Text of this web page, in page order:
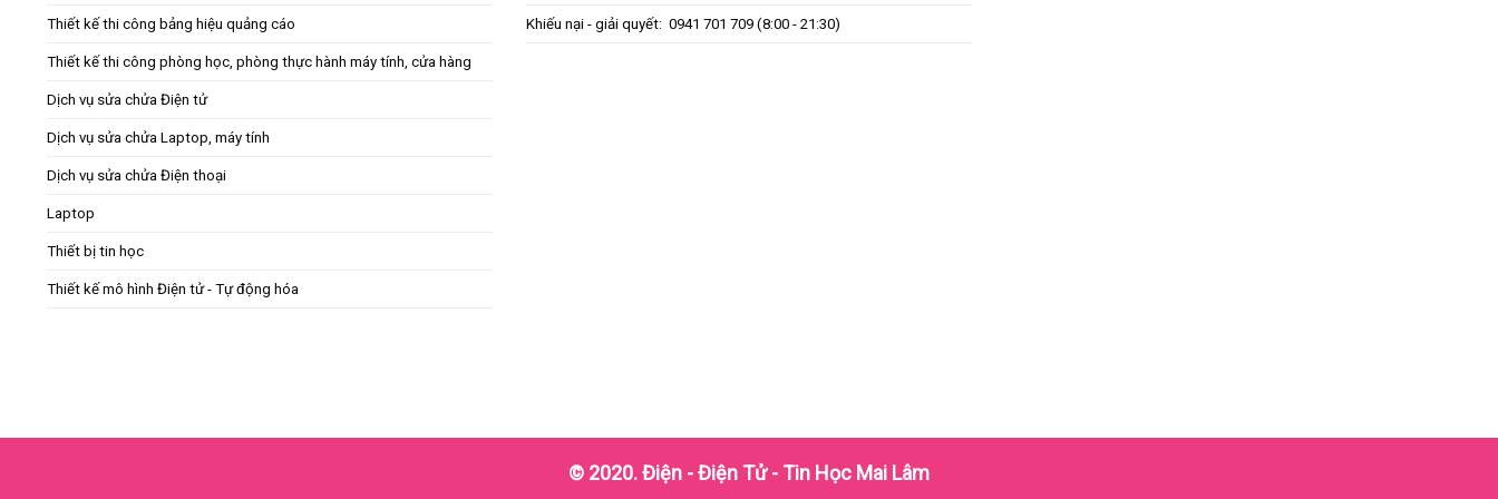
tốt nhất.
Địa chỉ:Số 9, DT827, P3, Tân An, Long An
Hotline/Zalo: 0905 628 600
Nhân viên kinh doanh: 0941 701 709
7 lợi ích khi doanh nghiệp lắp đặt hệ thống CAMERA
Thiết kế thi công bảng hiệu quảng cáo
Thiết kế thi công phòng học, phòng thực hành máy tính, cửa hàng
Dịch vụ sửa chửa Điện tử
Dịch vụ sửa chửa Laptop, máy tính
Dịch vụ sửa chửa Điện thoại
Laptop
Thiết bị tin học
Thiết kế mô hình Điện tử - Tự động hóa
Khiếu nại - giải quyết: 0941 701 709 (8:00 - 21:30)
© 2020. Điện - Điện Tử - Tin Học Mai Lâm